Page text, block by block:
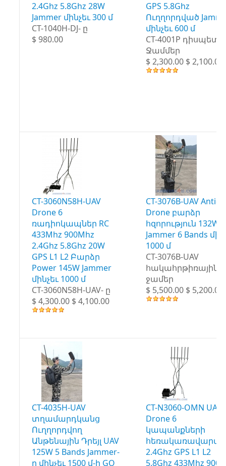
2.4Ghz 5.8Ghz 28W
Jammer մինչեւ 300 մ
CT-1040H-DJ- ը
$ 980.00
GPS 5.8Ghz
Ուղղորդված
մինչեւ 600 մ
CT-4001P
Ջամմեր
$ 2,300.00 $ 2,100.00
CT-3060N58H-UAV
Drone 6
ռադիոկապներ RC
433Mhz 900Mhz
2.4Ghz 5.8Ghz 20W
GPS L1 L2 Բարձր
Power 145W Jammer
մինչեւ 1000 մ
CT-3060N58H-UAV- ը
$ 4,300.00 $ 4,100.00
CT-3076B-UAV Anti-
Drone բարձր
հզորություն 132W
Jammer 6 Bands
1000 մ
CT-3076B-UAV
հակահրթիռային
ջամեր
$ 5,500.00 $ 5,200.00
CT-4035H-UAV
տղամարդկանց
Ուղղորդվող
Անթենային Դրեյլ UAV
125W 5 Bands Jammer-
ը մինչեւ 1500 մ-ի GO
CT-N3060-OMN UAV
Drone 6
կապանքների
2.4Ghz GPS L1 L2
5.8Ghz 433Mhz